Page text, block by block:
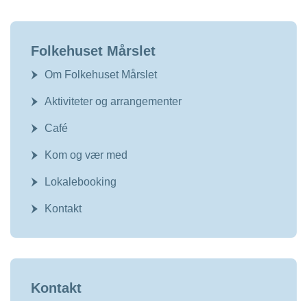
Folkehuset Mårslet
Om Folkehuset Mårslet
Aktiviteter og arrangementer
Café
Kom og vær med
Lokalebooking
Kontakt
Kontakt